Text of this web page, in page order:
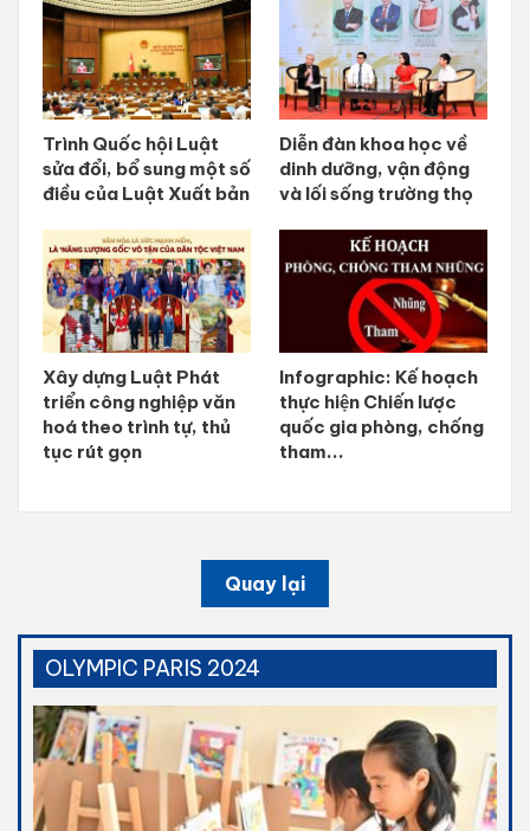
Trình Quốc hội Luật
sửa đổi, bổ sung một số
điều của Luật Xuất bản
Diễn đàn khoa học về
dinh dưỡng, vận động
và lối sống trường thọ
Xây dựng Luật Phát
triển công nghiệp văn
hoá theo trình tự, thủ
tục rút gọn
Infographic: Kế hoạch
thực hiện Chiến lược
quốc gia phòng, chống
tham...
Quay lại
OLYMPIC PARIS 2024